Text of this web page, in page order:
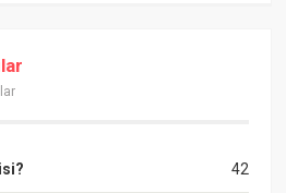
42